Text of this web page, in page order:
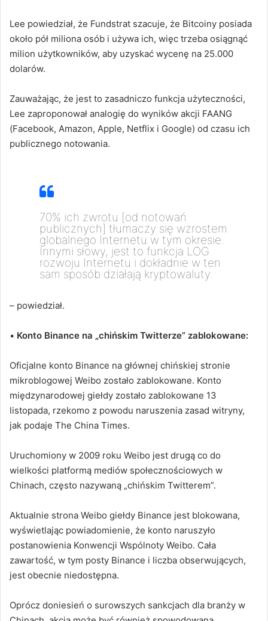
Lee powiedział, że Fundstrat szacuje, że Bitcoiny posiada
około pół miliona osób i używa ich, więc trzeba osiągnąć
milion użytkowników, aby uzyskać wycenę na 25.000
dolarów.
Zauważając, że jest to zasadniczo funkcja użyteczności,
Lee zaproponował analogię do wyników akcji FAANG
(Facebook, Amazon, Apple, Netflix i Google) od czasu ich
publicznego notowania.
70% ich zwrotu [od notowań
publicznych] tłumaczy się wzrostem
globalnego Internetu w tym okresie.
Innymi słowy, jest to funkcja LOG
rozwoju Internetu i dokładnie w ten
sam sposób działają kryptowaluty.
– powiedział.
• Konto Binance na „chińskim Twitterze” zablokowane:
Oficjalne konto Binance na głównej chińskiej stronie
mikroblogowej Weibo zostało zablokowane. Konto
międzynarodowej giełdy zostało zablokowane 13
listopada, rzekomo z powodu naruszenia zasad witryny,
jak podaje The China Times.
Uruchomiony w 2009 roku Weibo jest drugą co do
wielkości platformą mediów społecznościowych w
Chinach, często nazywaną „chińskim Twitterem”.
Aktualnie strona Weibo giełdy Binance jest blokowana,
wyświetlając powiadomienie, że konto naruszyło
postanowienia Konwencji Wspólnoty Weibo. Cała
zawartość, w tym posty Binance i liczba obserwujących,
jest obecnie niedostępna.
Oprócz doniesień o surowszych sankcjach dla branży w